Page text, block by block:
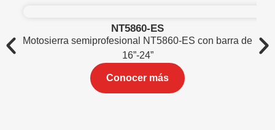
NT5860-ES
Motosierra semiprofesional NT5860-ES con barra de
16”-24”
Conocer más